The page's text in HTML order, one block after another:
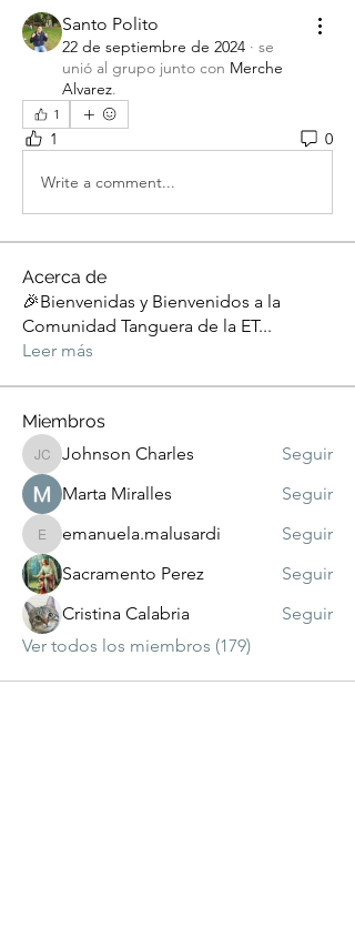
Santo Polito
22 de septiembre de 2024 · se
unió al grupo junto con Merche
Alvarez.
1
1 0
Write a comment...
Acerca de
🎉Bienvenidas y Bienvenidos a la
Comunidad Tanguera de la ET...
Leer más
Miembros
Johnson Charles
Johnson Charles
Seguir
Marta Miralles
Seguir
emanuela.malusardi
emanuela.malusardi
Seguir
Sacramento Perez
Seguir
Cristina Calabria
Seguir
Ver todos los miembros (179)